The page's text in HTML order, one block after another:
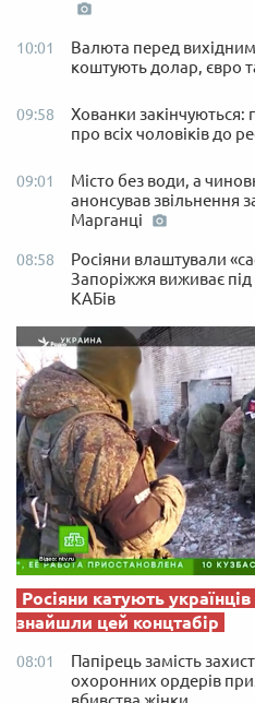
10:01
Валюта перед
коштують долар, євро
09:58
Хованки закінчуються:
про всіх чоловіків до
09:01
Місто без води, а
анонсував звільнення
Марганці
08:58
Росіяни влаштували
Запоріжжя виживає під
КАБів
Росіяни катують
знайшли цей концтабір
08:01
Папірець замість
охоронних ордерів